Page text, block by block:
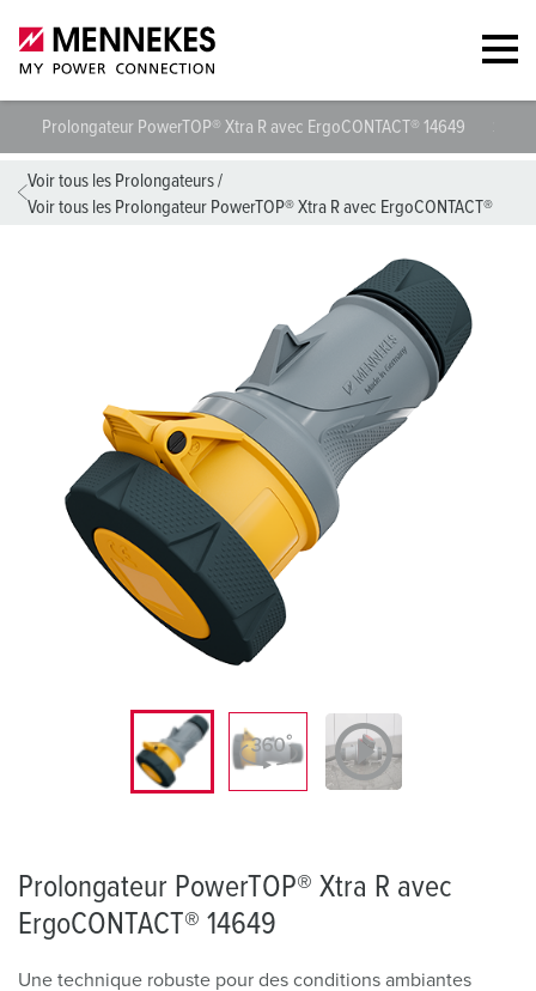
Prolongateur PowerTOP® Xtra R avec ErgoCONTACT® 14649
Voir tous les Prolongateurs/
Voir tous les Prolongateur PowerTOP® Xtra R avec ErgoCONTACT®
Prolongateur PowerTOP® Xtra R avec
ErgoCONTACT® 14649
Une technique robuste pour des conditions ambiantes